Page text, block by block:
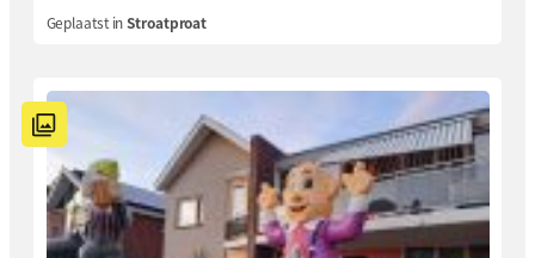
Geplaatst inStroatproat